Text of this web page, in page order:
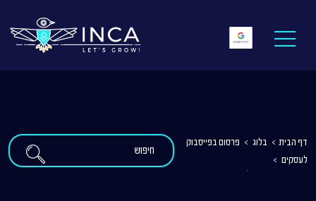
דף הבית > בלוג > פרסום בפייסבוק
לעסקים >